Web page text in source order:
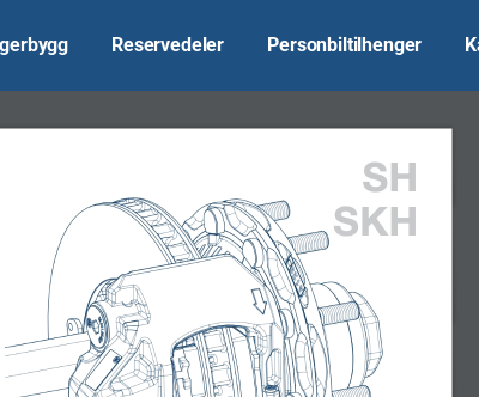
Reservedeler Personbiltilhenger
SH
SKH